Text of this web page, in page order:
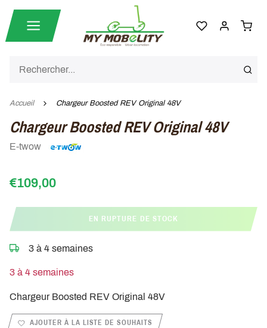
Accueil Chargeur Boosted REV Original 48V
Chargeur Boosted REV Original 48V
E-twow
€109,00
EN RUPTURE DE STOCK
3 à 4 semaines
3 à 4 semaines
Chargeur Boosted REV Original 48V
AJOUTER À LA LISTE DE SOUHAITS